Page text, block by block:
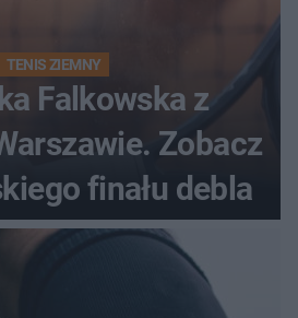
TENIS ZIEMNY
Falkowska z
Zobacz
finału debla